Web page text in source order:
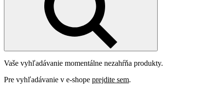
Vaše vyhľadávanie momentálne nezahŕňa produkty.
Pre vyhľadávanie v e-shope prejdite sem.